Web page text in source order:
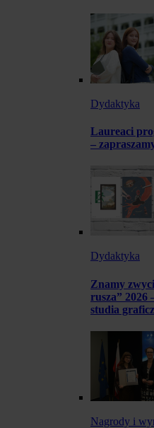
Dydaktyka
Laureaci
–
Dydaktyka
Znamy
rusza” 2026
studia
Nagrody i